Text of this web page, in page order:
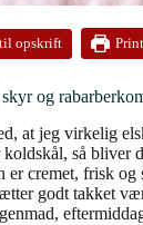
opskrift
og
at jeg virkelig
så bliver
cremet, frisk og
godt takket